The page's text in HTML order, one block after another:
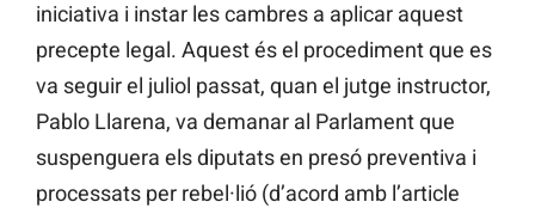
iniciativa i instar les cambres a aplicar aquest
precepte legal. Aquest és el procediment que es
va seguir el juliol passat, quan el jutge instructor,
Pablo Llarena, va demanar al Parlament que
suspenguera els diputats en presó preventiva i
processats per rebel·lió (d’acord amb l’article